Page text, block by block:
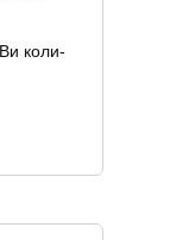
коли-